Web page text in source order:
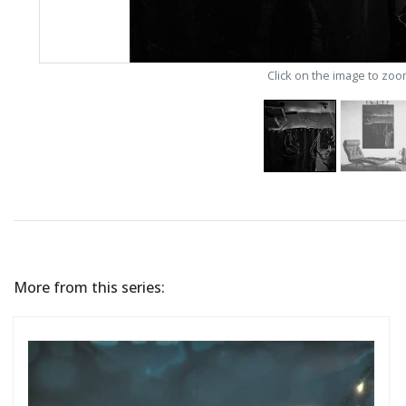
Click on the image to
More from this series: